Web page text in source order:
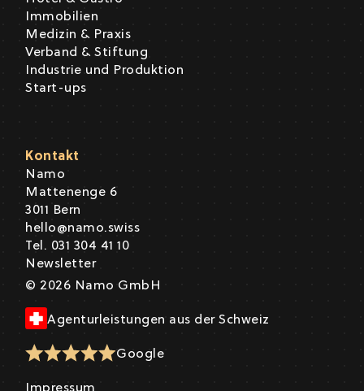
Immobilien
Medizin & Praxis
Verband & Stiftung
Industrie und Produktion
Start-ups
Kontakt
Namo
Mattenenge 6
3011 Bern
hello@namo.swiss
Tel. 031 304 41 10
Newsletter
© 2026 Namo GmbH
Agenturleistungen aus der Schweiz
Google